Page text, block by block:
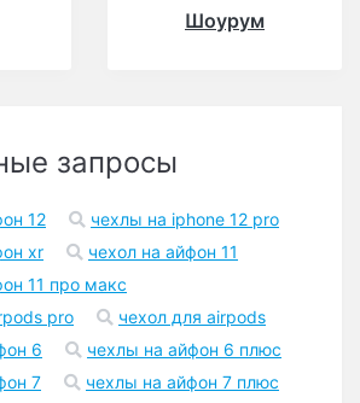
Шоурум
запросы
12
чехлы на iphone 12 pro
xr
чехол на айфон 11
11 про макс
pro
чехол для airpods
6
чехлы на айфон 6 плюс
7
чехлы на айфон 7 плюс